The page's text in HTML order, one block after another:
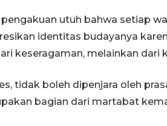
utuh bahwa setiap
identitas budayanya
keseragaman, melainkan dari
tidak boleh dipenjara oleh
bagian dari martabat